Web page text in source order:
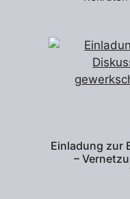
Einladung zur
–